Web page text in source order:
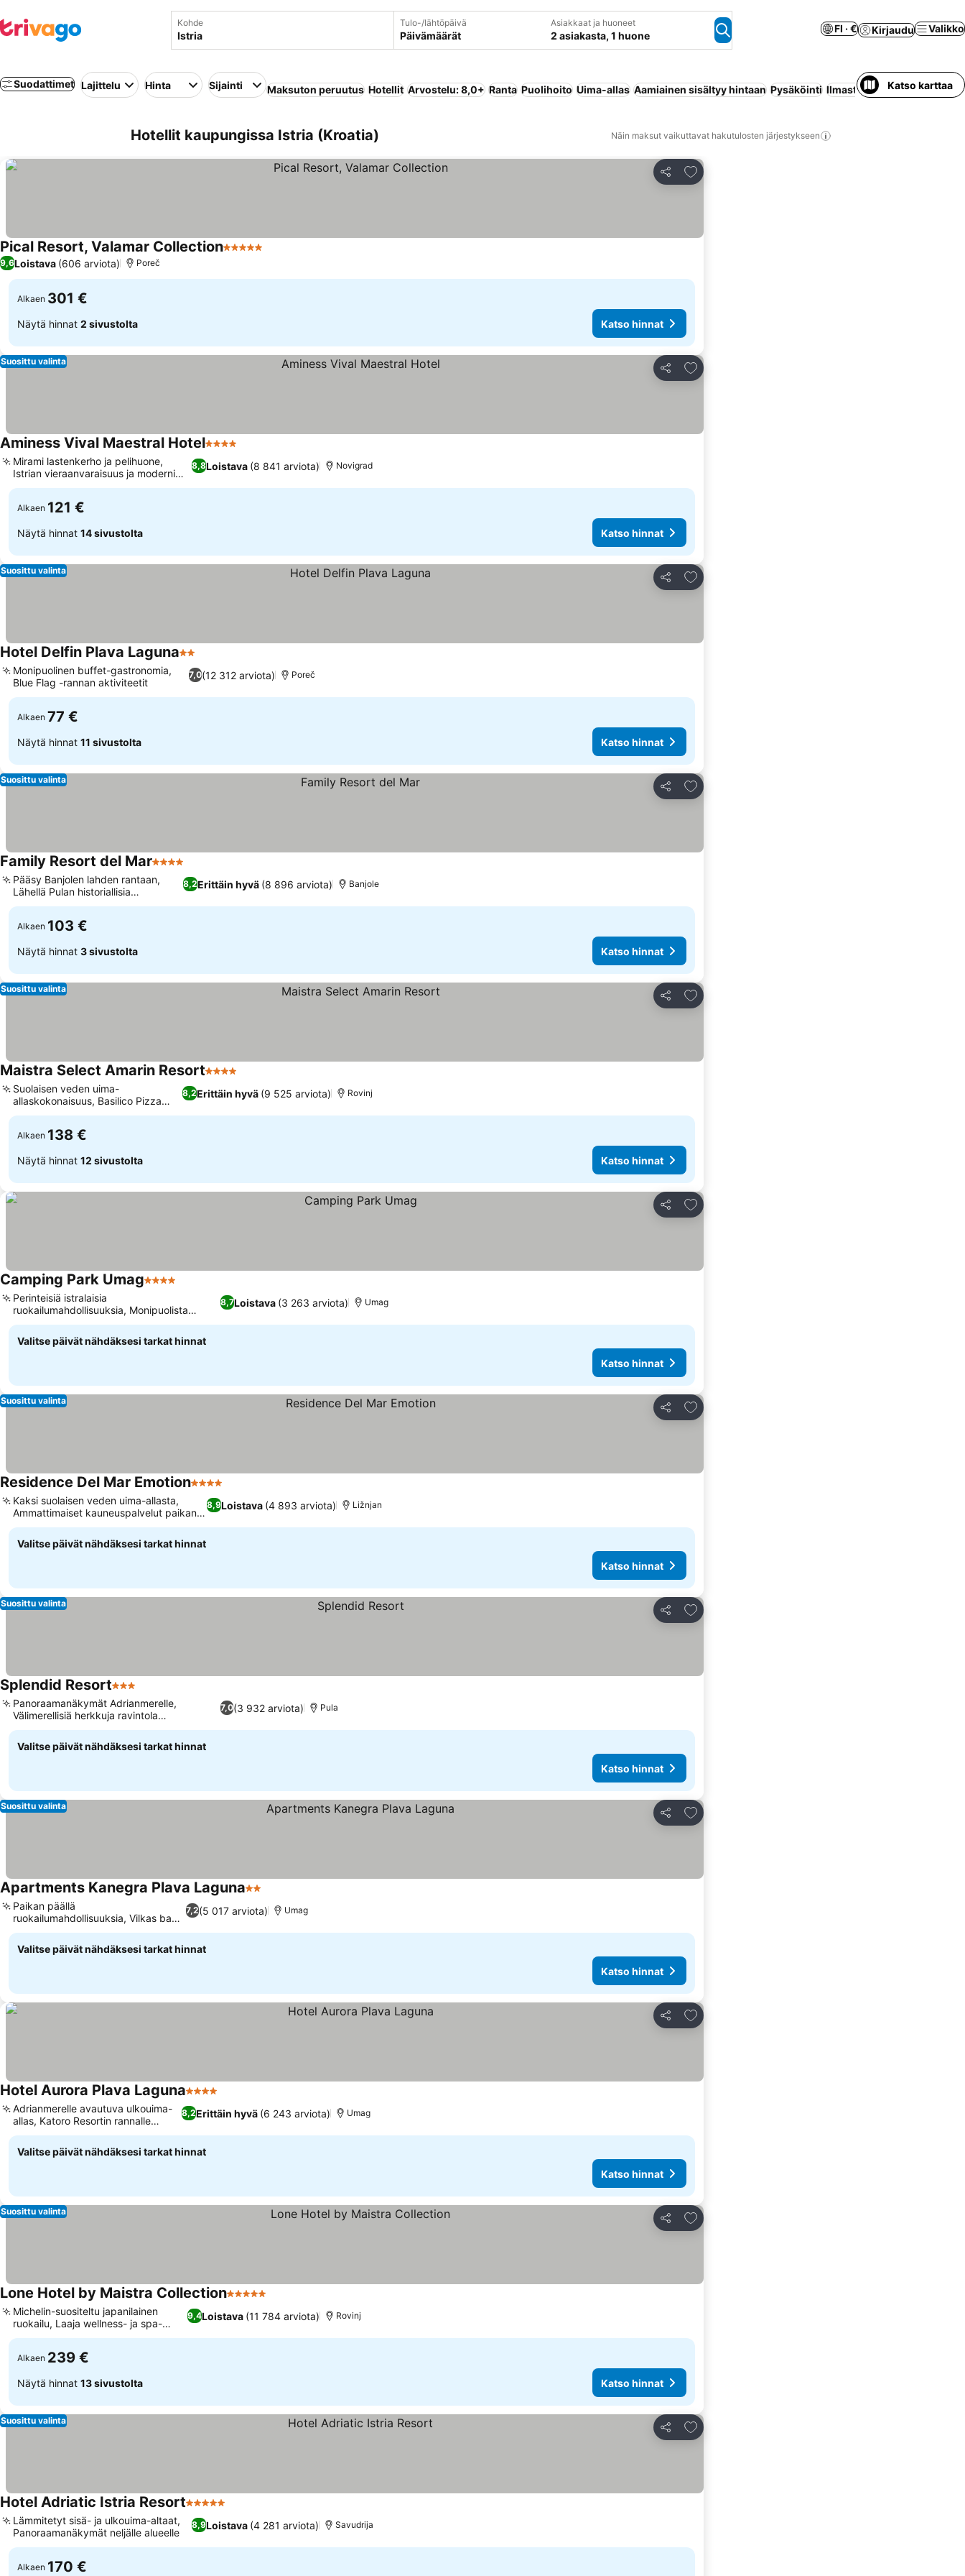
Kohde Tulo-/lähtöpäivä
Päivämäärät
Asiakkaat ja huoneet
2 asiakasta, 1 huone
FI · € Kirjaudu Valikko
Suodattimet Lajittelu Hinta Sijainti Maksuton peruutus Hotellit Arvostelu: 8,0+ Ranta Puolihoito Uima-allas Aamiainen sisältyy hintaan Pysäköinti Ilmastointi Huoneisto
Katso karttaa
Hotellit kaupungissa Istria (Kroatia) Näin maksut vaikuttavat hakutulosten järjestykseen
Jaa
Lisää suosikkeihin
Pical Resort, Valamar Collection5 Tähtiluokitus
9,6Loistava (606 arviota) Poreč
Alkaen 301 €
Näytä hinnat 2 sivustolta Katso hinnat
Jaa
Lisää suosikkeihin
Suosittu valinta
Aminess Vival Maestral Hotel4 Tähtiluokitus
8,8Loistava (8 841 arviota)
Mirami lastenkerho ja pelihuone,
Istrian vieraanvaraisuus ja moderni
tyyli
Novigrad
Alkaen 121 €
Näytä hinnat 14 sivustolta Katso hinnat
Jaa
Lisää suosikkeihin
Suosittu valinta
Hotel Delfin Plava Laguna2 Tähtiluokitus
7,0(12 312 arviota)
Monipuolinen buffet-gastronomia,
Blue Flag -rannan aktiviteetit
Poreč
Alkaen 77 €
Näytä hinnat 11 sivustolta Katso hinnat
Jaa
Lisää suosikkeihin
Suosittu valinta
Family Resort del Mar4 Tähtiluokitus
8,2Erittäin hyvä (8 896 arviota)
Pääsy Banjolen lahden rantaan,
Lähellä Pulan historiallisia
maamerkkejä
Banjole
Alkaen 103 €
Näytä hinnat 3 sivustolta Katso hinnat
Jaa
Lisää suosikkeihin
Suosittu valinta
Maistra Select Amarin Resort4 Tähtiluokitus
8,2Erittäin hyvä (9 525 arviota)
Suolaisen veden uima-
allaskokonaisuus, Basilico Pizza
Pasta -ravintola
Rovinj
Alkaen 138 €
Näytä hinnat 12 sivustolta Katso hinnat
Jaa
Lisää suosikkeihin
Camping Park Umag4 Tähtiluokitus
8,7Loistava (3 263 arviota)
Perinteisiä istralaisia
ruokailumahdollisuuksia, Monipuolista
urheilua ja vapaa-ajan toimintaa
Umag
Valitse päivät nähdäksesi tarkat hinnat
Katso hinnat
Jaa
Lisää suosikkeihin
Suosittu valinta
Residence Del Mar Emotion4 Tähtiluokitus
8,9Loistava (4 893 arviota)
Kaksi suolaisen veden uima-allasta,
Ammattimaiset kauneuspalvelut paikan
päällä
Ližnjan
Valitse päivät nähdäksesi tarkat hinnat
Katso hinnat
Jaa
Lisää suosikkeihin
Suosittu valinta
Splendid Resort3 Tähtiluokitus
7,0(3 932 arviota)
Panoraamanäkymät Adrianmerelle,
Välimerellisiä herkkuja ravintola
Splendidissä
Pula
Valitse päivät nähdäksesi tarkat hinnat
Katso hinnat
Jaa
Lisää suosikkeihin
Suosittu valinta
Apartments Kanegra Plava Laguna2 Tähtiluokitus
7,2(5 017 arviota)
Paikan päällä
ruokailumahdollisuuksia, Vilkas baari
ja yökerho
Umag
Valitse päivät nähdäksesi tarkat hinnat
Katso hinnat
Jaa
Lisää suosikkeihin
Hotel Aurora Plava Laguna4 Tähtiluokitus
8,2Erittäin hyvä (6 243 arviota)
Adrianmerelle avautuva ulkouima-
allas, Katoro Resortin rannalle
pääsy
Umag
Valitse päivät nähdäksesi tarkat hinnat
Katso hinnat
Jaa
Lisää suosikkeihin
Suosittu valinta
Lone Hotel by Maistra Collection5 Tähtiluokitus
9,4Loistava (11 784 arviota)
Michelin-suositeltu japanilainen
ruokailu, Laaja wellness- ja spa-
keskus
Rovinj
Alkaen 239 €
Näytä hinnat 13 sivustolta Katso hinnat
Jaa
Lisää suosikkeihin
Suosittu valinta
Hotel Adriatic Istria Resort5 Tähtiluokitus
8,9Loistava (4 281 arviota)
Lämmitetyt sisä- ja ulkouima-altaat,
Panoraamanäkymät neljälle alueelle
Savudrija
Alkaen 170 €